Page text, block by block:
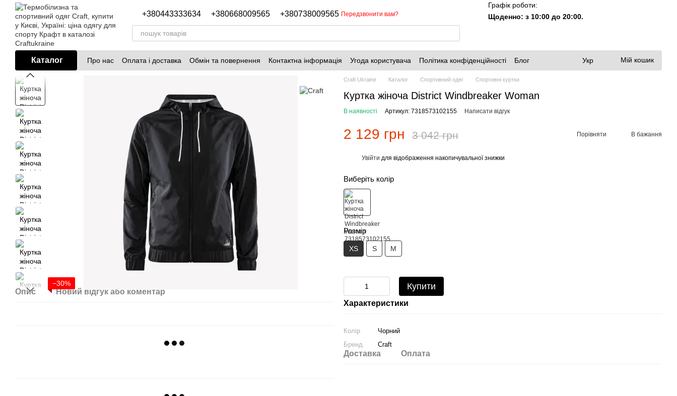
Перейти до основного контенту
+380443333634 +380668009565 +380738009565 Передзвонити вам?
Графік роботи:
Щоденно: з 10:00 до 20:00.
Каталог Про нас Оплата і доставка Обмін та повернення Контактна інформація Угода користувача Політика конфіденційності Блог Укр Мій кошик
−30%
Опис Новий відгук або коментар
Craft Ukraine Каталог Спортивний одяг Спортивні куртки
Куртка жіноча District Windbreaker Woman
В наявності Артикул: 7318573102155 Написати відгук
2 129 грн 3 042 грн Порівняти В бажання
Увійти для відображення накопичувальної знижки
Виберіть колір
Розмір
XS S M
Купити
Характеристики
Колір
Чорний
Бренд
Craft
Доставка Оплата